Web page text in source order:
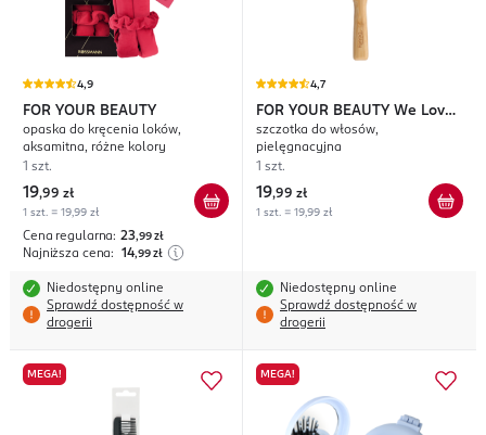
4,9
FOR YOUR BEAUTY
opaska do kręcenia loków,
aksamitna, różne kolory
1 szt.
19,99 zł
1 szt. = 19,99 zł
Cena regularna: 23,99 zł
Najniższa cena: 14,99 zł
Niedostępny online
Sprawdź dostępność w
drogerii
4,7
FOR YOUR BEAUTY We Love
Nature
szczotka do włosów,
pielęgnacyjna
1 szt.
19,99 zł
1 szt. = 19,99 zł
Niedostępny online
Sprawdź dostępność w
drogerii
MEGA! MEGA!